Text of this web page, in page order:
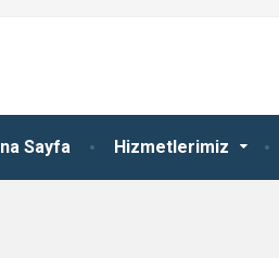
Sayfa Hizmetlerimiz